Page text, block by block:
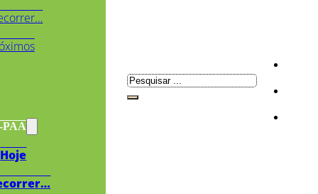
PAA
Hoje
Pesquisar